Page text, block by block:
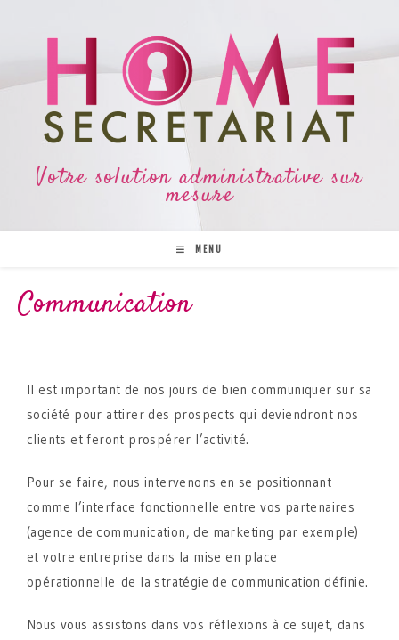
Votre solution administrative sur
mesure
MENU
Communication
Il est important de nos jours de bien communiquer sur sa
société pour attirer des prospects qui deviendront nos
clients et feront prospérer l’activité.
Pour se faire, nous intervenons en se positionnant
comme l’interface fonctionnelle entre vos partenaires
(agence de communication, de marketing par exemple)
et votre entreprise dans la mise en place
opérationnelle de la stratégie de communication définie.
Nous vous assistons dans vos réflexions à ce sujet, dans